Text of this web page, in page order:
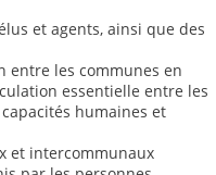
et agents, ainsi que des
entre les communes en
essentielle entre les
humaines et
et intercommunaux